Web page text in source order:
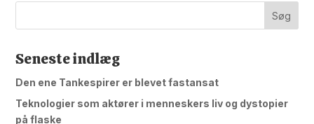
Seneste indlæg
Den ene Tankespirer er blevet fastansat
Teknologier som aktører i menneskers liv og dystopier
på flaske